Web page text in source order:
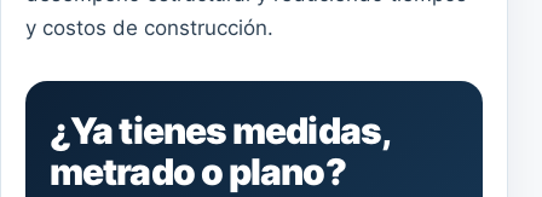
y costos de construcción.
¿Ya tienes medidas,
metrado o plano?